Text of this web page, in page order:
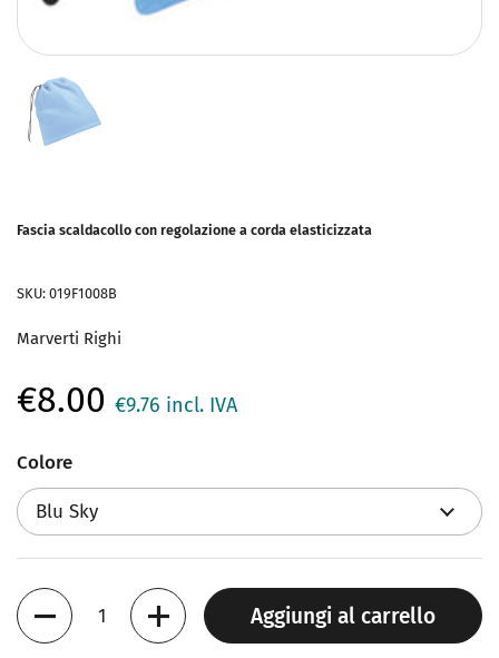
Fascia scaldacollo con regolazione a corda elasticizzata
SKU: 019F1008B
Marverti Righi
€8.00 €9.76 incl. IVA
Colore
Quantità
Aggiungi al carrello